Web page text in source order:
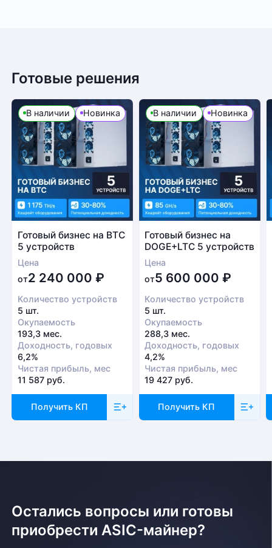
Готовые решения
В наличии Новинка
Готовый бизнес на BTC
5 устройств
Цена
от2 240 000 ₽
Количество устройств
5 шт.
Окупаемость
193,3 мес.
Доходность, годовых
6,2%
Чистая прибыль, мес
11 587 руб.
Получить КП
В наличии Новинка
Готовый бизнес на
DOGE+LTC 5 устройств
Цена
от5 600 000₽
Количество устройств
5 шт.
Окупаемость
288,3 мес.
Доходность, годовых
4,2%
Чистая прибыль, мес
19 427 руб.
Получить КП
Остались вопросы или готовы
приобрести ASIC-майнер?